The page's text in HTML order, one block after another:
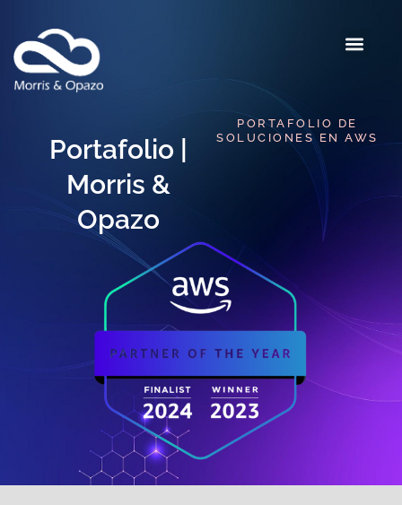
Portafolio |
Morris &
Opazo​
PORTAFOLIO DE
SOLUCIONES EN AWS​